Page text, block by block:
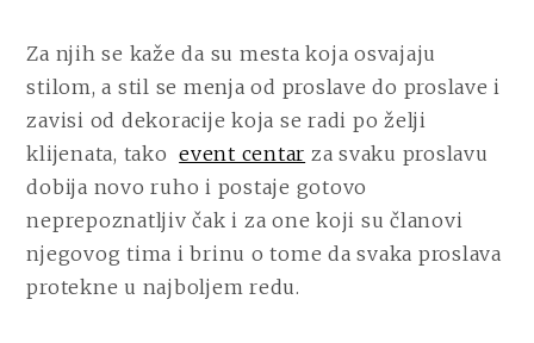
Za njih se kaže da su mesta koja osvajaju
stilom, a stil se menja od proslave do proslave i
zavisi od dekoracije koja se radi po želji
klijenata, takoevent centar za svaku proslavu
dobija novo ruho i postaje gotovo
neprepoznatljiv čak i za one koji su članovi
njegovog tima i brinu o tome da svaka proslava
protekne u najboljem redu.